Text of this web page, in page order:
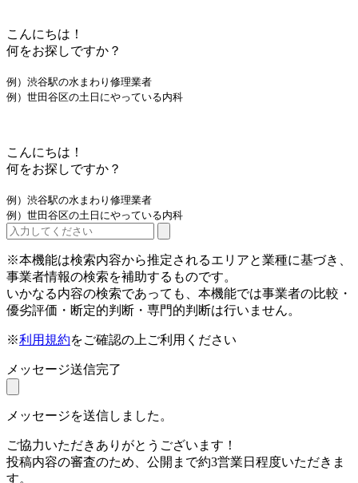
こんにちは！
何をお探しですか？
例）渋谷駅の水まわり修理業者
例）世田谷区の土日にやっている内科
こんにちは！
何をお探しですか？
例）渋谷駅の水まわり修理業者
例）世田谷区の土日にやっている内科
※本機能は検索内容から推定されるエリアと業種に基づき、
事業者情報の検索を補助するものです。
いかなる内容の検索であっても、本機能では事業者の比較・
優劣評価・断定的判断・専門的判断は行いません。
※利用規約をご確認の上ご利用ください
メッセージ送信完了
メッセージを送信しました。
ご協力いただきありがとうございます！
投稿内容の審査のため、公開まで約3営業日程度いただきま
す。